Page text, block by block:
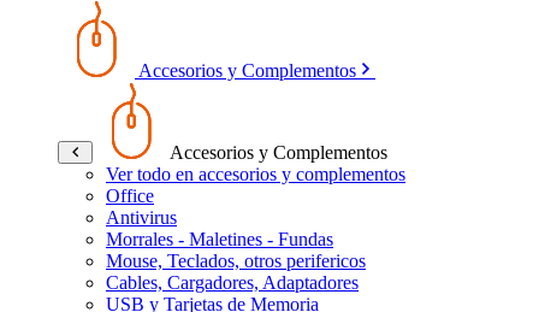
Accesorios y Complementos
Accesorios y Complementos
Ver todo en accesorios y complementos
Office
Antivirus
Morrales - Maletines - Fundas
Mouse, Teclados, otros perifericos
Cables, Cargadores, Adaptadores
USB y Tarjetas de Memoria